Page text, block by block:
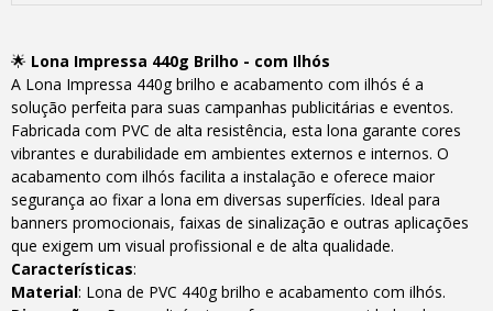
🌟 Lona Impressa 440g Brilho - com Ilhós
A Lona Impressa 440g brilho e acabamento com ilhós é a
solução perfeita para suas campanhas publicitárias e eventos.
Fabricada com PVC de alta resistência, esta lona garante cores
vibrantes e durabilidade em ambientes externos e internos. O
acabamento com ilhós facilita a instalação e oferece maior
segurança ao fixar a lona em diversas superfícies. Ideal para
banners promocionais, faixas de sinalização e outras aplicações
que exigem um visual profissional e de alta qualidade.
Características:
Material: Lona de PVC 440g brilho e acabamento com ilhós.